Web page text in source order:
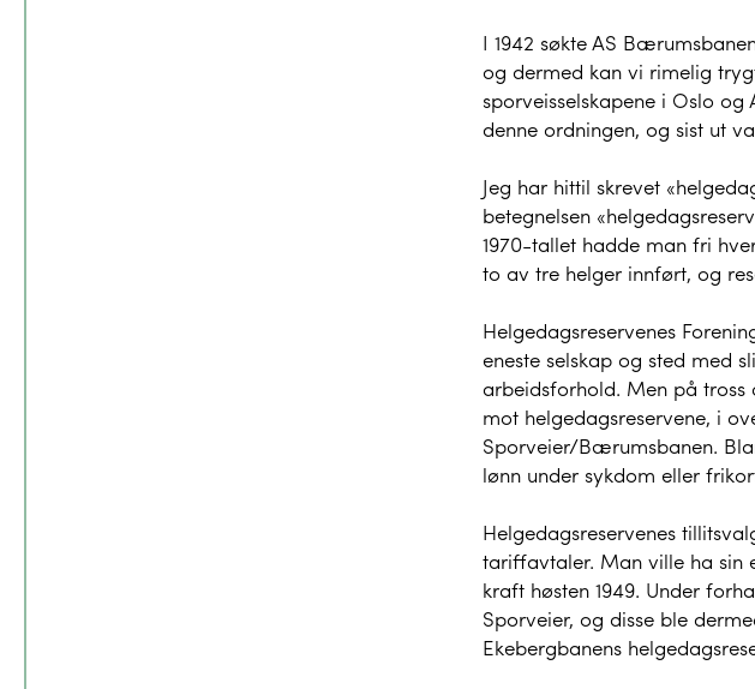
I 1942 søkte AS
og dermed kan vi rimelig
sporveisselskapene i Oslo
denne ordningen, og sist ut
Jeg har hittil skrevet
betegnelsen
1970-tallet hadde man fri
to av tre helger innført, og
Helgedagsreservenes
eneste selskap og sted med
arbeidsforhold. Men på
mot helgedagsreservene, i
Sporveier/Bærumsbanen.
lønn under sykdom eller
Helgedagsreservenes
tariffavtaler. Man ville ha sin
kraft høsten 1949. Under
Sporveier, og disse ble
Ekebergbanens